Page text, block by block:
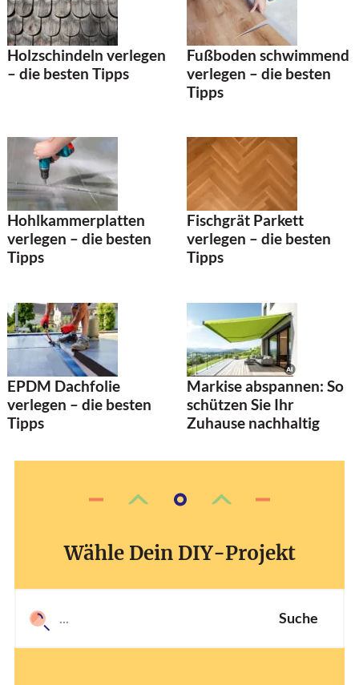
Holzschindeln verlegen
– die besten Tipps
Fußboden schwimmend
verlegen – die besten
Tipps
Hohlkammerplatten
verlegen – die besten
Tipps
Fischgrät Parkett
verlegen – die besten
Tipps
EPDM Dachfolie
verlegen – die besten
Tipps
Markise abspannen: So
schützen Sie Ihr
Zuhause nachhaltig
Wähle Dein DIY-Projekt
Suche